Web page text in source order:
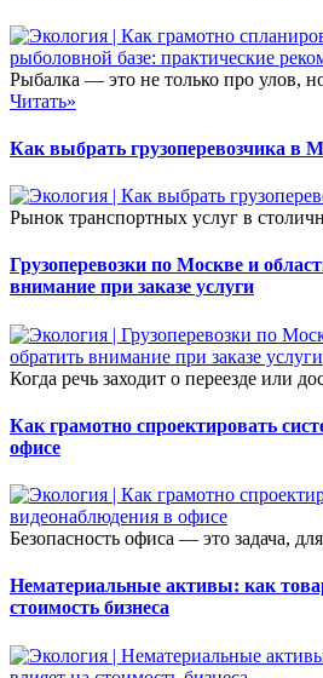
Рыбалка — это не только про улов,
Читать»
Как выбрать грузоперевозчика в
Рынок транспортных услуг в
Грузоперевозки по Москве и
внимание при заказе услуги
Когда речь заходит о переезде или
Как грамотно спроектировать
офисе
Безопасность офиса — это задача,
Нематериальные активы: как
стоимость бизнеса